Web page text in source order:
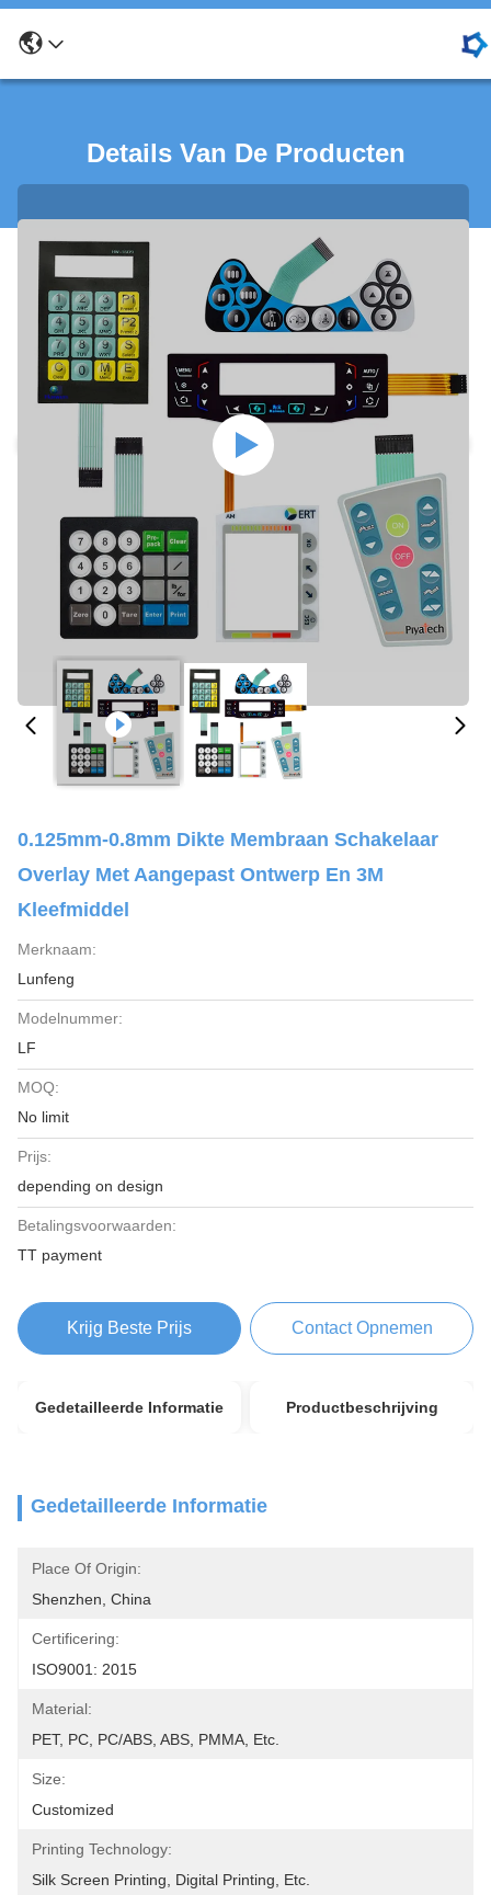
Details Van De Producten
0.125mm-0.8mm Dikte Membraan Schakelaar
Overlay Met Aangepast Ontwerp En 3M
Kleefmiddel
Merknaam:
Lunfeng
Modelnummer:
LF
MOQ:
No limit
Prijs:
depending on design
Betalingsvoorwaarden:
TT payment
Krijg Beste Prijs Contact Opnemen
Gedetailleerde Informatie Productbeschrijving
Gedetailleerde Informatie
Place Of Origin:
Shenzhen, China
Certificering:
ISO9001: 2015
Material:
PET, PC, PC/ABS, ABS, PMMA, Etc.
Size:
Customized
Printing Technology:
Silk Screen Printing, Digital Printing, Etc.